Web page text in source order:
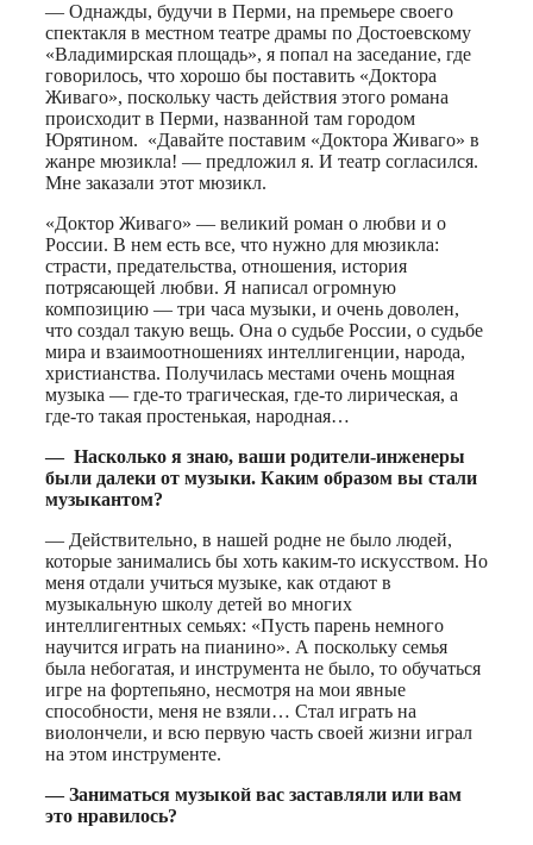
— Однажды, будучи в Перми, на премьере своего
спектакля в местном театре драмы по Достоевскому
«Владимирская площадь», я попал на заседание, где
говорилось, что хорошо бы поставить «Доктора
Живаго», поскольку часть действия этого романа
происходит в Перми, названной там городом
Юрятином. «Давайте поставим «Доктора Живаго» в
жанре мюзикла! — предложил я. И театр согласился.
Мне заказали этот мюзикл.
«Доктор Живаго» — великий роман о любви и о
России. В нем есть все, что нужно для мюзикла:
страсти, предательства, отношения, история
потрясающей любви. Я написал огромную
композицию — три часа музыки, и очень доволен,
что создал такую вещь. Она о судьбе России, о судьбе
мира и взаимоотношениях интеллигенции, народа,
христианства. Получилась местами очень мощная
музыка — где-то трагическая, где-то лирическая, а
где-то такая простенькая, народная…
— Насколько я знаю, ваши родители-инженеры
были далеки от музыки. Каким образом вы стали
музыкантом?
— Действительно, в нашей родне не было людей,
которые занимались бы хоть каким-то искусством. Но
меня отдали учиться музыке, как отдают в
музыкальную школу детей во многих
интеллигентных семьях: «Пусть парень немного
научится играть на пианино». А поскольку семья
была небогатая, и инструмента не было, то обучаться
игре на фортепьяно, несмотря на мои явные
способности, меня не взяли… Стал играть на
виолончели, и всю первую часть своей жизни играл
на этом инструменте.
— Заниматься музыкой вас заставляли или вам
это нравилось?